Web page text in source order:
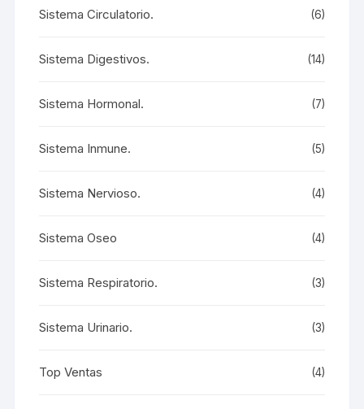
Sistema Circulatorio. (6)
Sistema Digestivos. (14)
Sistema Hormonal. (7)
Sistema Inmune. (5)
Sistema Nervioso. (4)
Sistema Oseo (4)
Sistema Respiratorio. (3)
Sistema Urinario. (3)
Top Ventas (4)